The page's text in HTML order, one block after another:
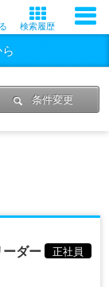
検索履歴
条件変更
ーダー
正社員